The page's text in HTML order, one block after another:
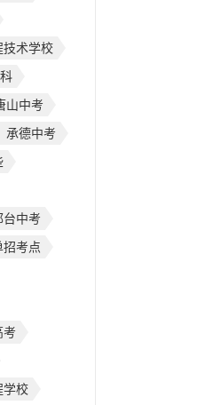
技术学校
山中考
承德中考
台中考
招考点
考
学校